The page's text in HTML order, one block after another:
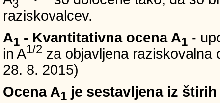
3
raziskovalcev.
A1 - Kvantitativna ocena A1 -
in A1/2 za objavljena raziskovalna
28. 8. 2015)
Ocena A1 je sestavljena iz